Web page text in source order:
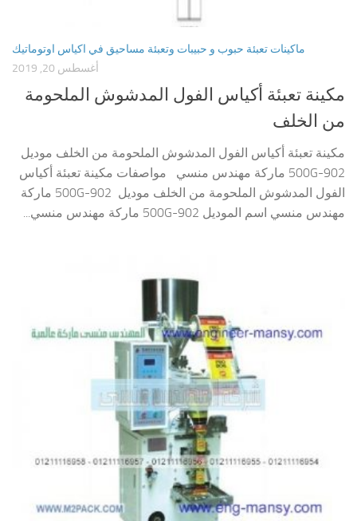
ماكينات تعبئة حبوب و حبيبات وتعبئة مساحيق في اكياس اوتوماتيك
أغسطس 20, 2019
مكينة تعبئة أكياس الفول المدشوش الملحومة
من الخلف
مكينة تعبئة أكياس الفول المدشوش الملحومة من الخلف موديل
902-500G ماركة مهندس منسي مواصفات مكينة تعبئة أكياس
الفول المدشوش الملحومة من الخلف موديل 902-500G ماركة
مهندس منسي اسم الموديل 902-500G ماركة مهندس منسي...